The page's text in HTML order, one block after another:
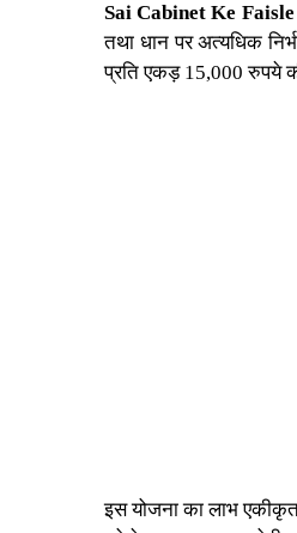
Sai Cabinet Ke
तथा धान पर अत्यधिक
प्रति एकड़ 15,000 रुपये
इस योजना का लाभ